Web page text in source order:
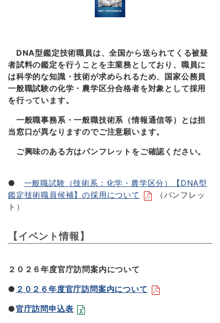
DNA型鑑定技術職員は、全国から送られてくる被疑
者試料の鑑定を行うことを主業務としており、職員に
は科学的な知識・技術が求められるため、国家公務員
一般職試験の化学・農学区分合格者を対象として採用
を行っています。
一般職事務系・一般職技術系（情報通信等）とは担
当窓口が異なりますのでご注意願います。
ご興味のある方はパンフレットをご確認ください。
● 一般職試験（技術系：化学・農学区分）【DNA型
鑑定技術職員候補】の採用について
（パンフレッ
ト）
【イベント情報】
２０２６年度官庁訪問案内について
● ２０２６年度官庁訪問案内について
●官庁訪問申込表